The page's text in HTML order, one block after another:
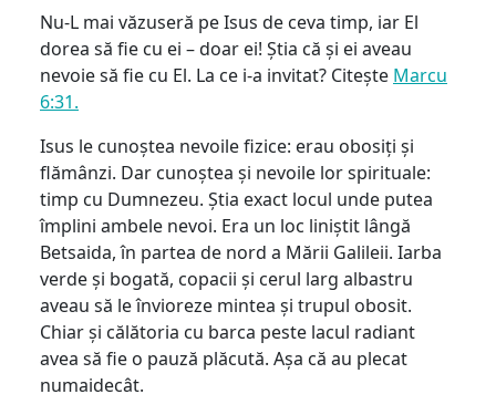
Nu-L mai văzuseră pe Isus de ceva timp, iar El
dorea să fie cu ei – doar ei! Știa că și ei aveau
nevoie să fie cu El. La ce i-a invitat? Citește Marcu
6:31.
Isus le cunoștea nevoile fizice: erau obosiți și
flămânzi. Dar cunoștea și nevoile lor spirituale:
timp cu Dumnezeu. Știa exact locul unde putea
împlini ambele nevoi. Era un loc liniștit lângă
Betsaida, în partea de nord a Mării Galileii. Iarba
verde și bogată, copacii și cerul larg albastru
aveau să le învioreze mintea și trupul obosit.
Chiar și călătoria cu barca peste lacul radiant
avea să fie o pauză plăcută. Așa că au plecat
numaidecât.